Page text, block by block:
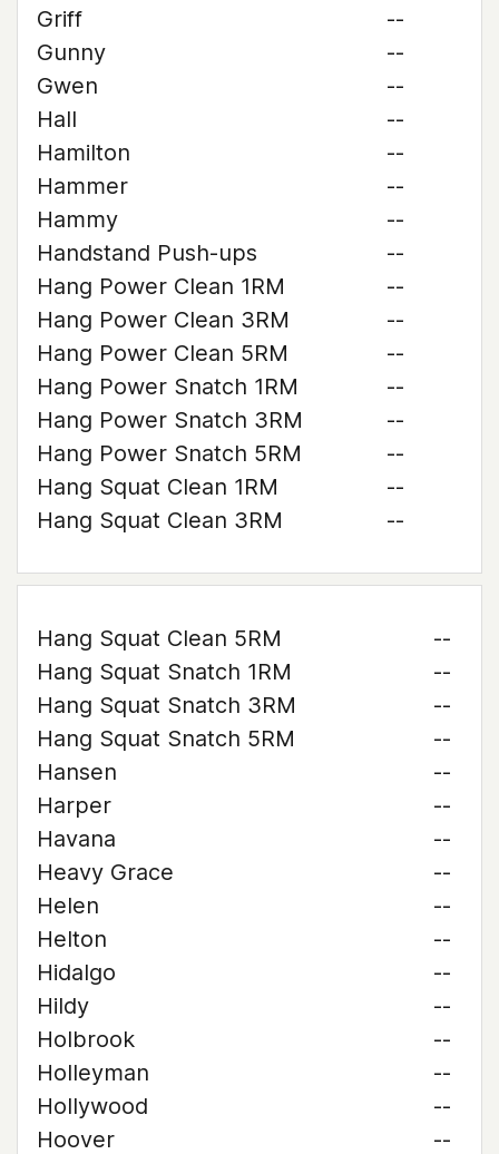
Griff
--
Gunny
--
Gwen
--
Hall
--
Hamilton
--
Hammer
--
Hammy
--
Handstand Push-ups
--
Hang Power Clean 1RM
--
Hang Power Clean 3RM
--
Hang Power Clean 5RM
--
Hang Power Snatch 1RM
--
Hang Power Snatch 3RM
--
Hang Power Snatch 5RM
--
Hang Squat Clean 1RM
--
Hang Squat Clean 3RM
--
Hang Squat Clean 5RM
--
Hang Squat Snatch 1RM
--
Hang Squat Snatch 3RM
--
Hang Squat Snatch 5RM
--
Hansen
--
Harper
--
Havana
--
Heavy Grace
--
Helen
--
Helton
--
Hidalgo
--
Hildy
--
Holbrook
--
Holleyman
--
Hollywood
--
Hoover
--